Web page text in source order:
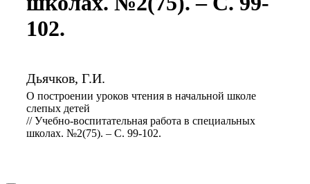
102.
Дьячков, Г.И.
О построении уроков чтения в начальной школе
слепых детей
// Учебно-воспитательная работа в специальных
школах. №2(75). – С. 99-102.